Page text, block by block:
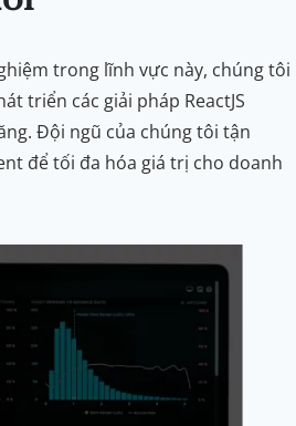
trong lĩnh vực này, chúng tôi
triển các giải pháp ReactJS
Đội ngũ của chúng tôi tận
để tối đa hóa giá trị cho doanh